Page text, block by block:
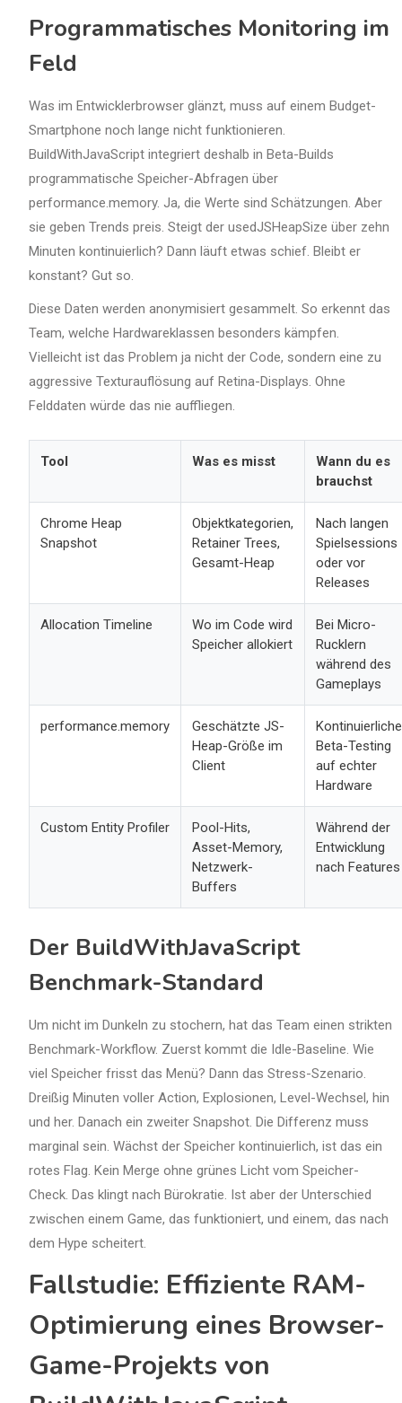
Programmatisches Monitoring im
Feld
Was im Entwicklerbrowser glänzt, muss auf einem Budget-
Smartphone noch lange nicht funktionieren.
BuildWithJavaScript integriert deshalb in Beta-Builds
programmatische Speicher-Abfragen über
performance.memory. Ja, die Werte sind Schätzungen. Aber
sie geben Trends preis. Steigt der usedJSHeapSize über zehn
Minuten kontinuierlich? Dann läuft etwas schief. Bleibt er
konstant? Gut so.
Diese Daten werden anonymisiert gesammelt. So erkennt das
Team, welche Hardwareklassen besonders kämpfen.
Vielleicht ist das Problem ja nicht der Code, sondern eine zu
aggressive Texturauflösung auf Retina-Displays. Ohne
Felddaten würde das nie auffliegen.
Tool Was es misst
Wann du es
brauchst
Chrome Heap
Snapshot
Objektkategorien,
Retainer Trees,
Gesamt-Heap
Nach langen
Spielsessions
oder vor
Releases
Allocation Timeline
Wo im Code wird
Speicher allokiert
Bei Micro-
Rucklern
während des
Gameplays
performance.memory
Geschätzte JS-
Heap-Größe im
Client
Beta-Testing
auf echter
Hardware
Custom Entity Profiler
Pool-Hits,
Asset-Memory,
Netzwerk-
Buffers
Während der
Entwicklung
nach Features
Der BuildWithJavaScript
Benchmark-Standard
Um nicht im Dunkeln zu stochern, hat das Team einen strikten
Benchmark-Workflow. Zuerst kommt die Idle-Baseline. Wie
viel Speicher frisst das Menü? Dann das Stress-Szenario.
Dreißig Minuten voller Action, Explosionen, Level-Wechsel, hin
und her. Danach ein zweiter Snapshot. Die Differenz muss
marginal sein. Wächst der Speicher kontinuierlich, ist das ein
rotes Flag. Kein Merge ohne grünes Licht vom Speicher-
Check. Das klingt nach Bürokratie. Ist aber der Unterschied
zwischen einem Game, das funktioniert, und einem, das nach
dem Hype scheitert.
Fallstudie: Effiziente RAM-
Optimierung eines Browser-
Game-Projekts von